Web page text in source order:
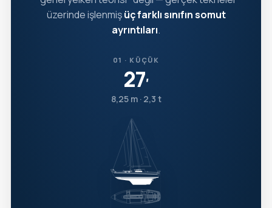
üzerinde işlenmişüç farklı sınıfın somut
ayrıntıları.
01 · KÜÇÜK
27′
8,25 m · 2,3 t